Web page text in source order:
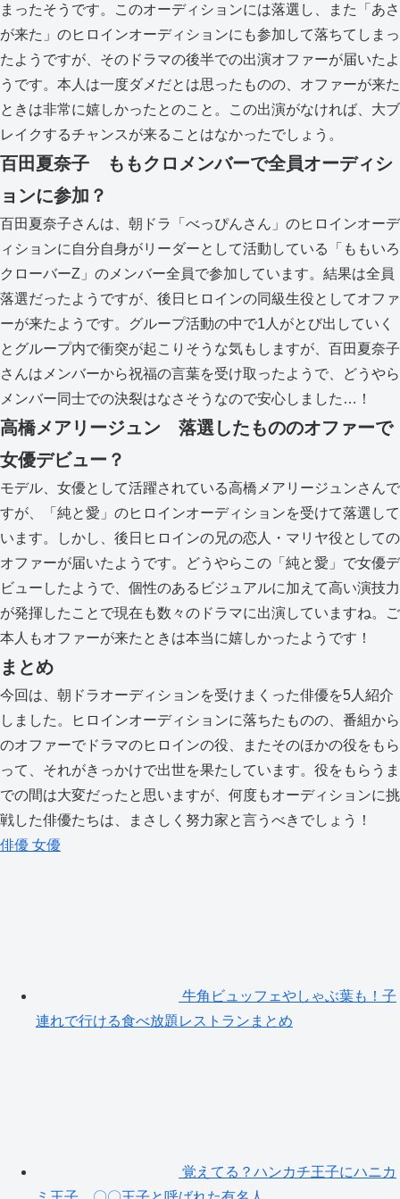
まったそうです。このオーディションには落選し、また「あさ
が来た」のヒロインオーディションにも参加して落ちてしまっ
たようですが、そのドラマの後半での出演オファーが届いたよ
うです。本人は一度ダメだとは思ったものの、オファーが来た
ときは非常に嬉しかったとのこと。この出演がなければ、大ブ
レイクするチャンスが来ることはなかったでしょう。
百田夏奈子 ももクロメンバーで全員オーディシ
ョンに参加？
百田夏奈子さんは、朝ドラ「べっぴんさん」のヒロインオーデ
ィションに自分自身がリーダーとして活動している「ももいろ
クローバーZ」のメンバー全員で参加しています。結果は全員
落選だったようですが、後日ヒロインの同級生役としてオファ
ーが来たようです。グループ活動の中で1人がとび出していく
とグループ内で衝突が起こりそうな気もしますが、百田夏奈子
さんはメンバーから祝福の言葉を受け取ったようで、どうやら
メンバー同士での決裂はなさそうなので安心しました…！
高橋メアリージュン 落選したもののオファーで
女優デビュー？
モデル、女優として活躍されている高橋メアリージュンさんで
すが、「純と愛」のヒロインオーディションを受けて落選して
います。しかし、後日ヒロインの兄の恋人・マリヤ役としての
オファーが届いたようです。どうやらこの「純と愛」で女優デ
ビューしたようで、個性のあるビジュアルに加えて高い演技力
が発揮したことで現在も数々のドラマに出演していますね。ご
本人もオファーが来たときは本当に嬉しかったようです！
まとめ
今回は、朝ドラオーディションを受けまくった俳優を5人紹介
しました。ヒロインオーディションに落ちたものの、番組から
のオファーでドラマのヒロインの役、またそのほかの役をもら
って、それがきっかけで出世を果たしています。役をもらうま
での間は大変だったと思いますが、何度もオーディションに挑
戦した俳優たちは、まさしく努力家と言うべきでしょう！
俳優 女優
牛角ビュッフェやしゃぶ葉も！子
連れで行ける食べ放題レストランまとめ
覚えてる？ハンカチ王子にハニカ